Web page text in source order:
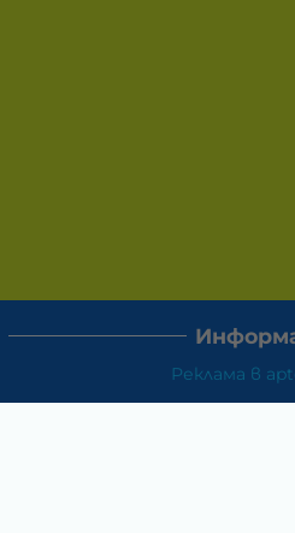
Реклама в